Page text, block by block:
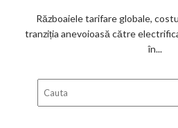
Războaiele tarifare globale,
tranziția anevoioasă către
în...